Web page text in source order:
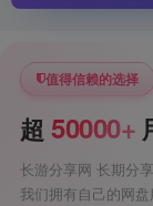
值得信赖的选择
超 50000+
长游分享网 长期分
我们拥有自己的网